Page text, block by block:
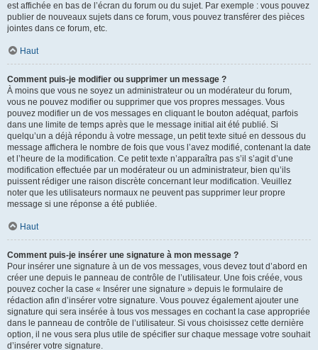
est affichée en bas de l’écran du forum ou du sujet. Par exemple : vous pouvez
publier de nouveaux sujets dans ce forum, vous pouvez transférer des pièces
jointes dans ce forum, etc.
Haut
Comment puis-je modifier ou supprimer un message ?
À moins que vous ne soyez un administrateur ou un modérateur du forum,
vous ne pouvez modifier ou supprimer que vos propres messages. Vous
pouvez modifier un de vos messages en cliquant le bouton adéquat, parfois
dans une limite de temps après que le message initial ait été publié. Si
quelqu’un a déjà répondu à votre message, un petit texte situé en dessous du
message affichera le nombre de fois que vous l’avez modifié, contenant la date
et l’heure de la modification. Ce petit texte n’apparaîtra pas s’il s’agit d’une
modification effectuée par un modérateur ou un administrateur, bien qu’ils
puissent rédiger une raison discrète concernant leur modification. Veuillez
noter que les utilisateurs normaux ne peuvent pas supprimer leur propre
message si une réponse a été publiée.
Haut
Comment puis-je insérer une signature à mon message ?
Pour insérer une signature à un de vos messages, vous devez tout d’abord en
créer une depuis le panneau de contrôle de l’utilisateur. Une fois créée, vous
pouvez cocher la case « Insérer une signature » depuis le formulaire de
rédaction afin d’insérer votre signature. Vous pouvez également ajouter une
signature qui sera insérée à tous vos messages en cochant la case appropriée
dans le panneau de contrôle de l’utilisateur. Si vous choisissez cette dernière
option, il ne vous sera plus utile de spécifier sur chaque message votre souhait
d’insérer votre signature.